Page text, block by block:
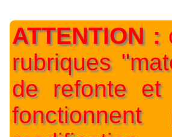
ATTENTION :
rubriques
de refonte